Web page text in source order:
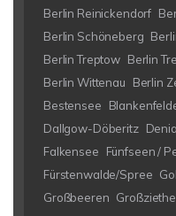
Berlin Reinickendorf
Berlin Schöneberg
Berlin Treptow Berlin
Berlin Wittenau
Berlin
Bestensee
Dallgow-Döberitz Denia
Falkensee
Fünfseen /
Fürstenwalde/Spree
Großbeeren